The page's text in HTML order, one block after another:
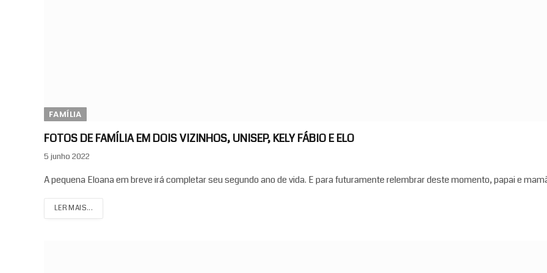
FAMÍLIA
FOTOS DE FAMÍLIA EM DOIS VIZINHOS, UNISEP, KELY FÁBIO E ELO
5 junho 2022
A pequena Eloana em breve irá completar seu segundo ano de vida. E para futuramente relembrar deste momento, papai e
LER MAIS...